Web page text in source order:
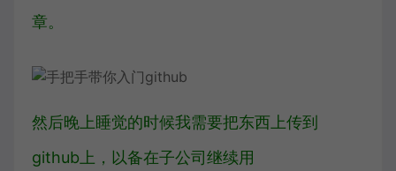
章。
然后晚上睡觉的时候我需要把东西上传到
github上，以备在子公司继续用